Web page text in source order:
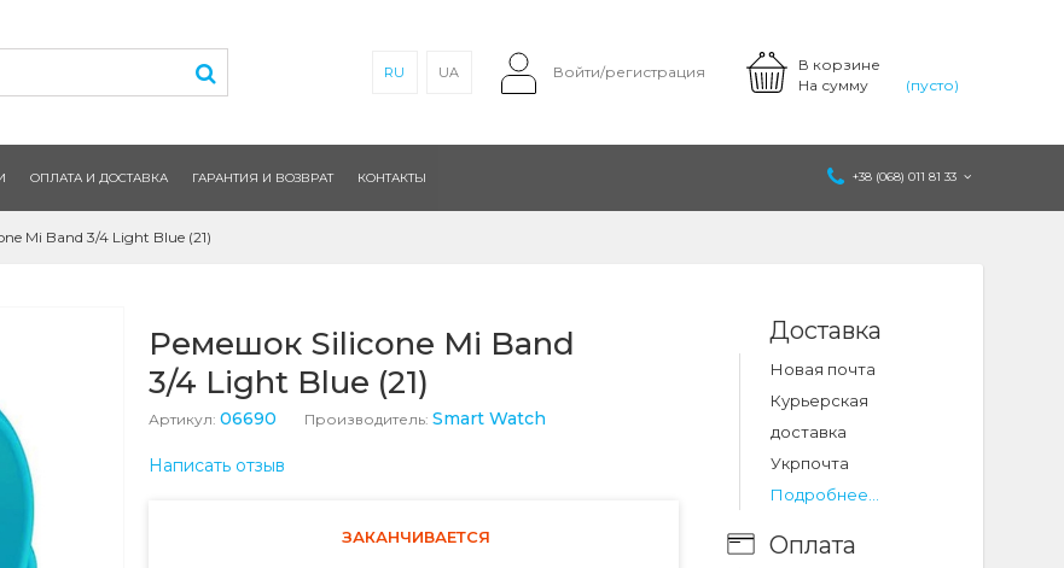
В корзине
На сумму
(пусто)
RU UA Войти/регистрация
ОПЛАТА И ДОСТАВКА ГАРАНТИЯ И ВОЗВРАТ КОНТАКТЫ +38 (068) 011 81 33
Mi Band 3/4 Light Blue (21)
Ремешок Silicone Mi Band
3/4 Light Blue (21)
Артикул: 06690 Производитель: Smart Watch
Написать отзыв
ЗАКАНЧИВАЕТСЯ
Доставка
Новая почта
Курьерская
доставка
Укрпочта
Подробнее...
Оплата